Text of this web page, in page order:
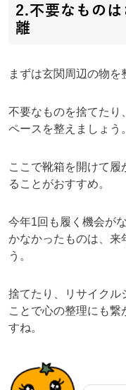
2.不要なもの
離
まずは玄関周辺の物を
不要なものを捨てたり
ペースを整えましょう。
ここで靴箱を開けて
ることがおすすめ。
今年1回も履く機会が
かなかったものは、来
う。
捨てたり、リサイクル
ことで心の整理にも繋
すね。